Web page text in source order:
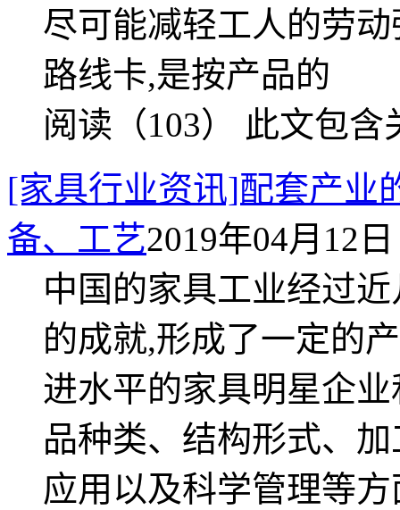
尽可能减轻工人的劳
路线卡,是按产品的
阅读（103） 此文包含
[家具行业资讯]配套产业
备、工艺2019年04月12
中国的家具工业经过
的成就,形成了一定的
进水平的家具明星企
品种类、结构形式、
应用以及科学管理等